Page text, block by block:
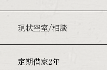
現状空室/相談
定期借家2年